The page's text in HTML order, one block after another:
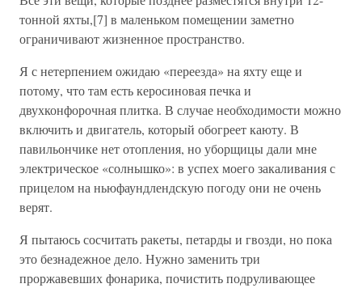
тонной яхты,[7] в маленьком помещении заметно
ограничивают жизненное пространство.
Я с нетерпением ожидаю «переезда» на яхту еще и
потому, что там есть керосиновая печка и
двухконфорочная плитка. В случае необходимости можно
включить и двигатель, который обогреет каюту. В
павильончике нет отопления, но уборщицы дали мне
электрическое «солнышко»: в успех моего закаливания с
прицелом на ньюфаундлендскую погоду они не очень
верят.
Я пытаюсь сосчитать ракеты, петарды и гвозди, но пока
это безнадежное дело. Нужно заменить три
проржавевших фонарика, почистить подруливающее